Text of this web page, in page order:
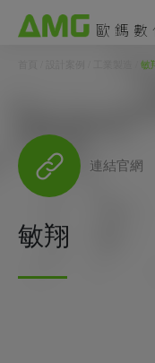
敏
連結官網
敏翔
Cookie管理面板